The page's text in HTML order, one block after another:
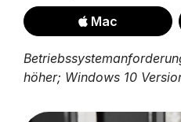
Mac
höher; Windows 10